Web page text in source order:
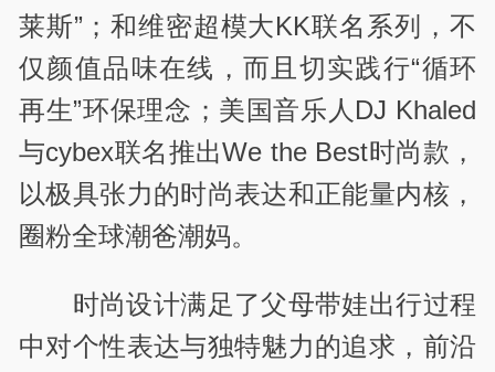
莱斯”；和维密超模大KK联名系列，不
仅颜值品味在线，而且切实践行“循环
再生”环保理念；美国音乐人DJ Khaled
与cybex联名推出We the Best时尚款，
以极具张力的时尚表达和正能量内核，
圈粉全球潮爸潮妈。
时尚设计满足了父母带娃出行过程
中对个性表达与独特魅力的追求，前沿